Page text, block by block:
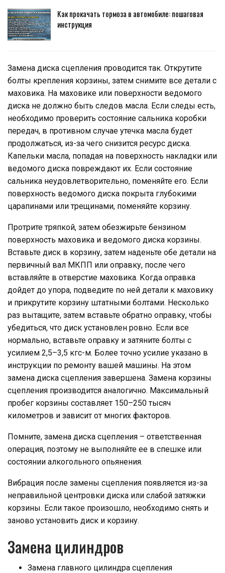
Как прокачать тормоза в автомобиле: пошаговая
инструкция
Замена диска сцепления проводится так. Открутите
болты крепления корзины, затем снимите все детали с
маховика. На маховике или поверхности ведомого
диска не должно быть следов масла. Если следы есть,
необходимо проверить состояние сальника коробки
передач, в противном случае утечка масла будет
продолжаться, из-за чего снизится ресурс диска.
Капельки масла, попадая на поверхность накладки или
ведомого диска повреждают их. Если состояние
сальника неудовлетворительно, поменяйте его. Если
поверхность ведомого диска покрыта глубокими
царапинами или трещинами, поменяйте корзину.
Протрите тряпкой, затем обезжирьте бензином
поверхность маховика и ведомого диска корзины.
Вставьте диск в корзину, затем наденьте обе детали на
первичный вал МКПП или оправку, после чего
вставляйте в отверстие маховика. Когда оправка
дойдет до упора, подведите по ней детали к маховику
и прикрутите корзину штатными болтами. Несколько
раз вытащите, затем вставьте обратно оправку, чтобы
убедиться, что диск установлен ровно. Если все
нормально, вставьте оправку и затяните болты с
усилием 2,5–3,5 кгс-м. Более точно усилие указано в
инструкции по ремонту вашей машины. На этом
замена диска сцепления завершена. Замена корзины
сцепления производится аналогично. Максимальный
пробег корзины составляет 150–250 тысяч
километров и зависит от многих факторов.
Помните, замена диска сцепления – ответственная
операция, поэтому не выполняйте ее в спешке или
состоянии алкогольного опьянения.
Вибрация после замены сцепления появляется из-за
неправильной центровки диска или слабой затяжки
корзины. Если такое произошло, необходимо снять и
заново установить диск и корзину.
Замена цилиндров
Замена главного цилиндра сцепления